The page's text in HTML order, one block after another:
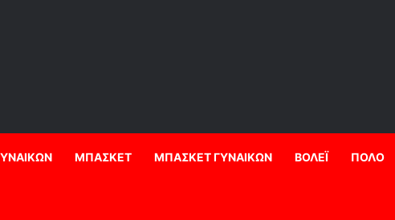
ΜΠΑΣΚΕΤ ΜΠΑΣΚΕΤ ΓΥΝΑΙΚΩΝ ΒΟΛΕΪ ΠΟΛΟ